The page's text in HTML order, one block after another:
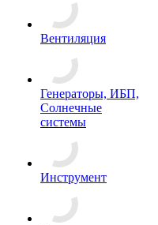
Вентиляция
Генераторы, ИБП,
Солнечные
системы
Инструмент